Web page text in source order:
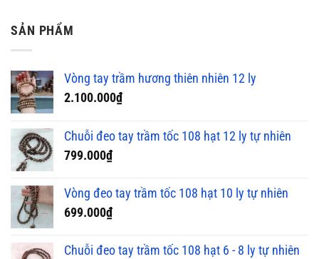
SẢN PHẨM
Vòng tay trầm hương thiên nhiên 12 ly
2.100.000₫
Chuỗi đeo tay trầm tốc 108 hạt 12 ly tự nhiên
799.000₫
Vòng đeo tay trầm tốc 108 hạt 10 ly tự nhiên
699.000₫
Chuỗi đeo tay trầm tốc 108 hạt 6 - 8 ly tự nhiên